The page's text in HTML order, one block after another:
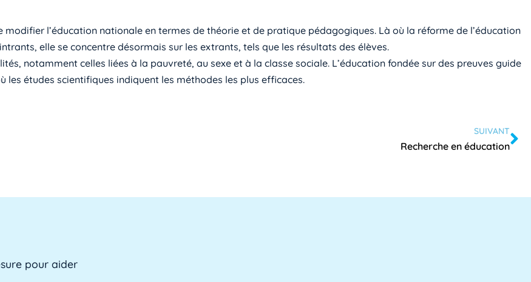
l’éducation nationale en termes de théorie et de pratique pédagogiques. Là où la réforme de l’éducation
elle se concentre désormais sur les extrants, tels que les résultats des élèves.
notamment celles liées à la pauvreté, au sexe et à la classe sociale. L’éducation fondée sur des preuves guide
les études scientifiques indiquent les méthodes les plus efficaces.
SUIVANT
Recherche en éducation
pour aider